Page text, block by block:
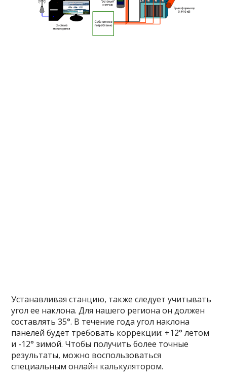
Устанавливая станцию, также следует учитывать
угол ее наклона. Для нашего региона он должен
составлять 35°. В течение года угол наклона
панелей будет требовать коррекции: +12° летом
и -12° зимой. Чтобы получить более точные
результаты, можно воспользоваться
специальным онлайн калькулятором.